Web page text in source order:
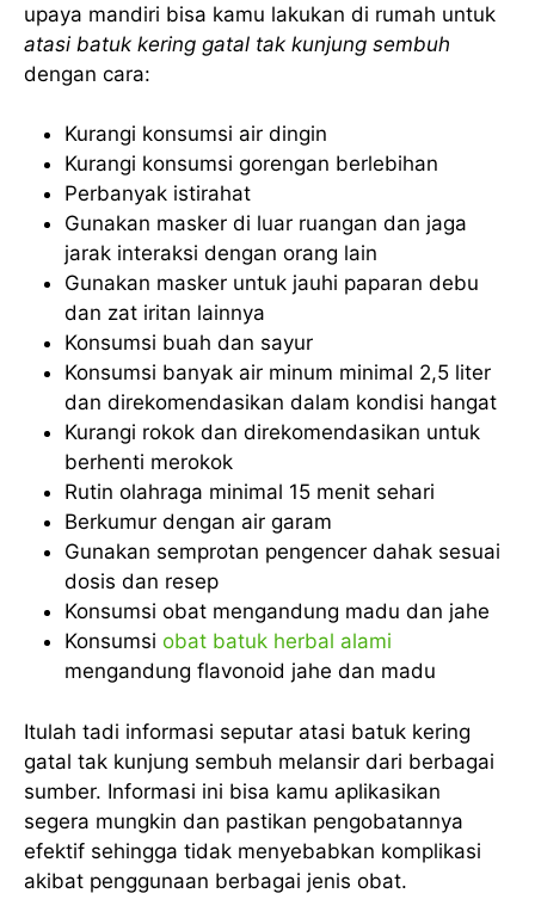
upaya mandiri bisa kamu lakukan di rumah untuk
atasi batuk kering gatal tak kunjung sembuh
dengan cara:
Kurangi konsumsi air dingin
Kurangi konsumsi gorengan berlebihan
Perbanyak istirahat
Gunakan masker di luar ruangan dan jaga
jarak interaksi dengan orang lain
Gunakan masker untuk jauhi paparan debu
dan zat iritan lainnya
Konsumsi buah dan sayur
Konsumsi banyak air minum minimal 2,5 liter
dan direkomendasikan dalam kondisi hangat
Kurangi rokok dan direkomendasikan untuk
berhenti merokok
Rutin olahraga minimal 15 menit sehari
Berkumur dengan air garam
Gunakan semprotan pengencer dahak sesuai
dosis dan resep
Konsumsi obat mengandung madu dan jahe
Konsumsi obat batuk herbal alami
mengandung flavonoid jahe dan madu
Itulah tadi informasi seputar atasi batuk kering
gatal tak kunjung sembuh melansir dari berbagai
sumber. Informasi ini bisa kamu aplikasikan
segera mungkin dan pastikan pengobatannya
efektif sehingga tidak menyebabkan komplikasi
akibat penggunaan berbagai jenis obat.